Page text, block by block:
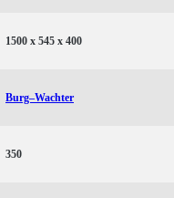
1500 x 545 x 400
Burg–Wachter
350